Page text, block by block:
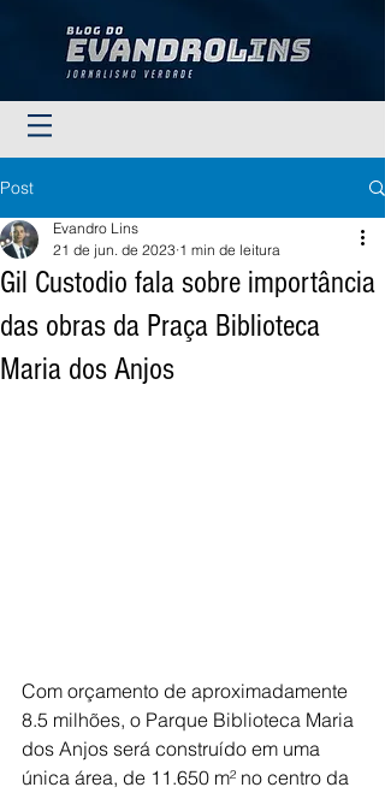
Post
Gil Custodio fala sobre importância
das obras da Praça Biblioteca
Maria dos Anjos
Evandro Lins
21 de jun. de 2023 1 min de leitura
Com orçamento de aproximadamente
8.5 milhões, o Parque Biblioteca Maria
dos Anjos será construído em uma
única área, de 11.650 m² no centro da